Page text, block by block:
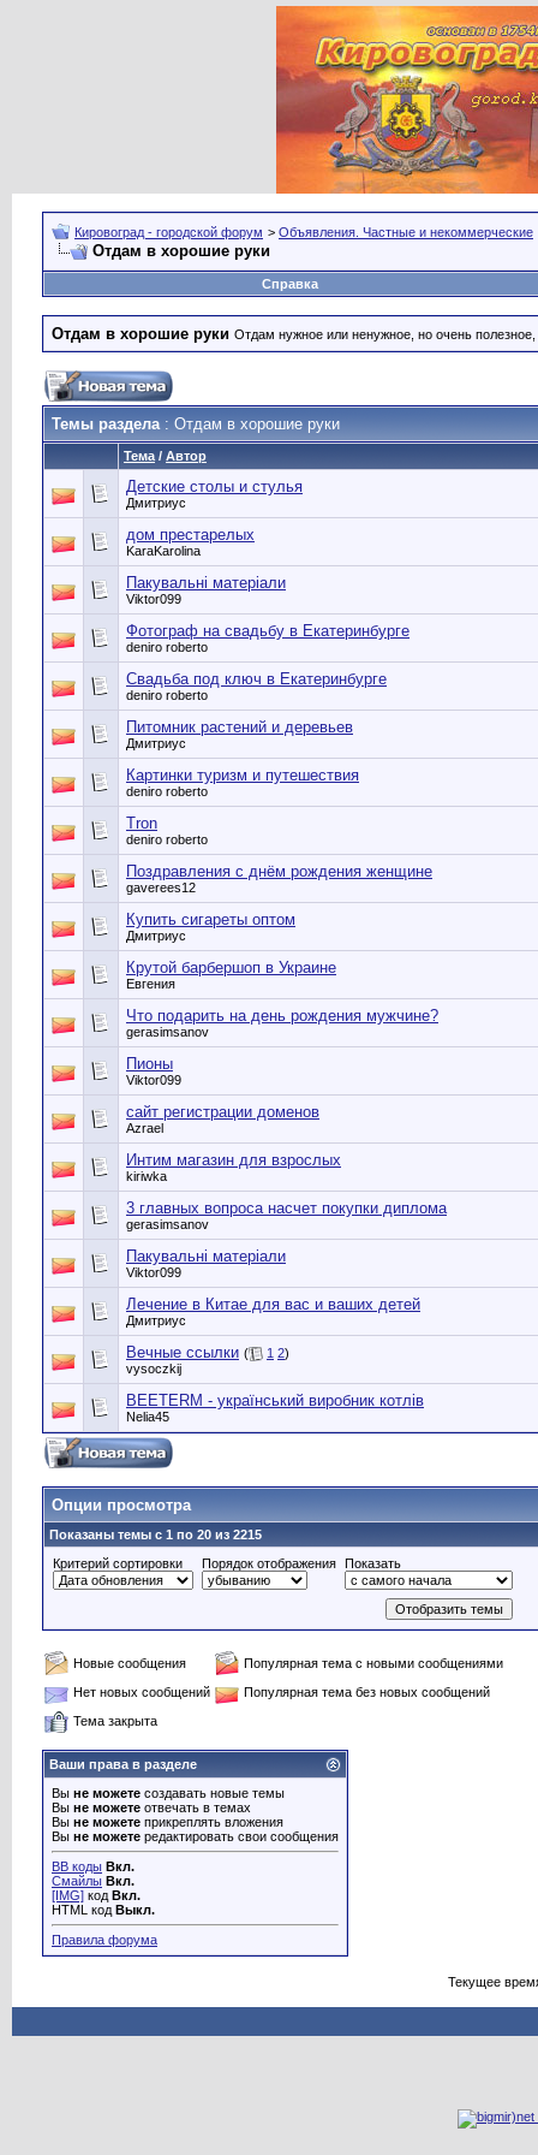
Кировоград - городской форум > Объявления. Частные и некоммерческие
Отдам в хорошие руки
Справка
Отдам в хорошие руки Отдам нужное или ненужное, но очень
Темы раздела: Отдам в хорошие руки
Тема / Автор
Детские столы и стулья
Дмитриус
дом престарелых
KaraKarolina
Пакувальні матеріали
Viktor099
Фотограф на свадьбу в Екатеринбурге
deniro roberto
Cвадьба под ключ в Екатеринбурге
deniro roberto
Питомник растений и деревьев
Дмитриус
Картинки туризм и путешествия
deniro roberto
Tron
deniro roberto
Поздравления с днём рождения женщине
gaverees12
Купить сигареты оптом
Дмитриус
Крутой барбершоп в Украине
Евгения
Что подарить на день рождения мужчине?
gerasimsanov
Пионы
Viktor099
сайт регистрации доменов
Azrael
Интим магазин для взрослых
kiriwka
3 главных вопроса насчет покупки диплома
gerasimsanov
Пакувальні матеріали
Viktor099
Лечение в Китае для вас и ваших детей
Дмитриус
Вечные ссылки ( 1 2)
vysoczkij
BEETERM - український виробник котлів
Nelia45
Опции просмотра
Показаны темы с 1 по 20 из 2215
Критерий сортировки
Порядок отображения Показать
Новые сообщения
Популярная тема с новыми сообщениями
Нет новых сообщений
Популярная тема без новых сообщений
Тема закрыта
Ваши права в разделе
Вы не можете создавать новые темы
Вы не можете отвечать в темах
Вы не можете прикреплять вложения
Вы не можете редактировать свои сообщения
BB коды Вкл.
Смайлы Вкл.
[IMG] код Вкл.
HTML код Выкл.
Правила форума
Текущее